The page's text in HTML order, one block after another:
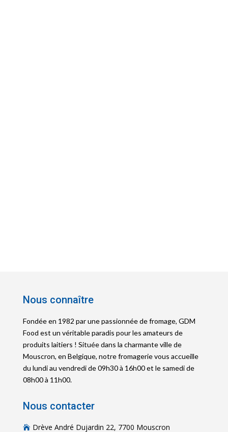
Nous connaître
Fondée en 1982 par une passionnée de fromage, GDM
Food est un véritable paradis pour les amateurs de
produits laitiers ! Située dans la charmante ville de
Mouscron, en Belgique, notre fromagerie vous accueille
du lundi au vendredi de 09h30 à 16h00 et le samedi de
08h00 à 11h00.
Nous contacter
 Drève André Dujardin 22, 7700 Mouscron